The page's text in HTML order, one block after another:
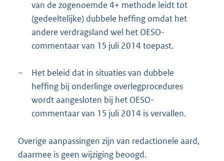
van de zogenoemde 4+ methode leidt tot
(gedeeltelijke) dubbele heffing omdat het
andere verdragsland wel het OESO-
commentaar van 15 juli 2014 toepast.
−
Het beleid dat in situaties van dubbele
heffing bij onderlinge overlegprocedures
wordt aangesloten bij het OESO-
commentaar van 15 juli 2014 is vervallen.
Overige aanpassingen zijn van redactionele aard,
daarmee is geen wijziging beoogd.